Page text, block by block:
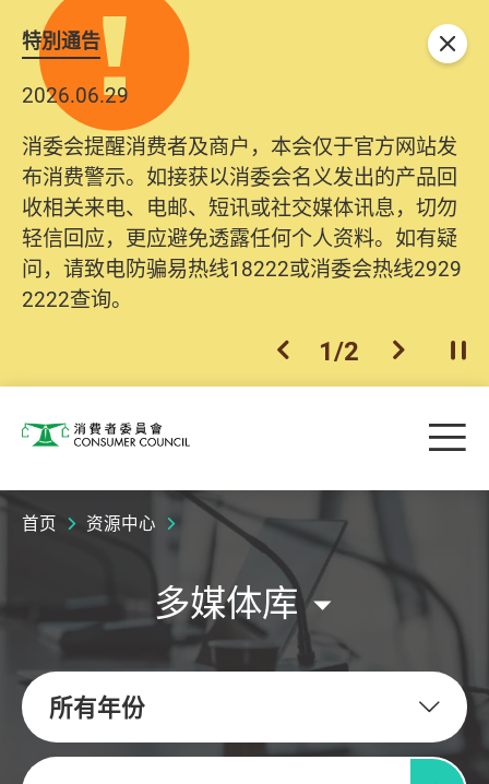
特別通告
2026.06.29
消委会提醒消费者及商户，本会仅于官方网站发
布消费警示。如接获以消委会名义发出的产品回
收相关来电、电邮、短讯或社交媒体讯息，切勿
轻信回应，更应避免透露任何个人资料。如有疑
问，请致电防骗易热线18222或消委会热线2929
2222查询。
2025.10.31
为提升使用者体验及网络安全，本会的投诉处理
系统已经进行升级及推出新功能。由2025年11月
10日起，消费者需要提供基本联络资料（包括姓
名、电邮及电话）注册帐户，才可提交投诉、查
询及建议。所有提交纪录将清晰整合于帐户中，
方便日后作出跟进。
上一个
2/2 下一个开
关闭
消费者委员会 目
首页 资源中心
多媒体库
所有年份
关键字